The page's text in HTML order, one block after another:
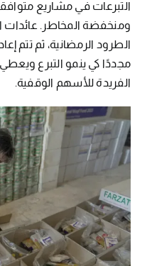
التبرعات في مشاريع
ومنخفضة المخاطر. عائدات
الطرود الرمضانية، ثم تتم
مجددًا كي ينمو التبرع
الفريدة للأسهم الوقفية.